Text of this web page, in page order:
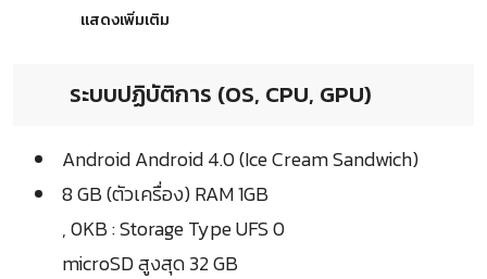
แสดงเพิ่มเติม
ระบบปฏิบัติการ (OS, CPU, GPU)
Android Android 4.0 (Ice Cream Sandwich)
8 GB (ตัวเครื่อง) RAM 1GB
, 0KB : Storage Type UFS 0
microSD สูงสุด 32 GB